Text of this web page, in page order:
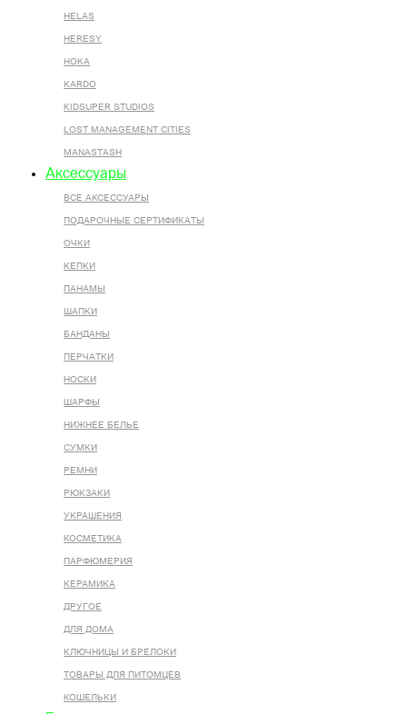
HELAS
HERESY
HOKA
KARDO
KIDSUPER STUDIOS
LOST MANAGEMENT CITIES
MANASTASH
Аксессуары
ВСЕ AКСЕССУАРЫ
ПОДАРОЧНЫЕ СЕРТИФИКАТЫ
ОЧКИ
КЕПКИ
ПАНАМЫ
ШАПКИ
БАНДАНЫ
ПЕРЧАТКИ
НОСКИ
ШАРФЫ
НИЖНЕЕ БЕЛЬЕ
СУМКИ
РЕМНИ
РЮКЗАКИ
УКРАШЕНИЯ
КОСМЕТИКА
ПАРФЮМЕРИЯ
КЕРАМИКА
ДРУГОЕ
ДЛЯ ДОМА
КЛЮЧНИЦЫ И БРЕЛОКИ
ТОВАРЫ ДЛЯ ПИТОМЦЕВ
КОШЕЛЬКИ